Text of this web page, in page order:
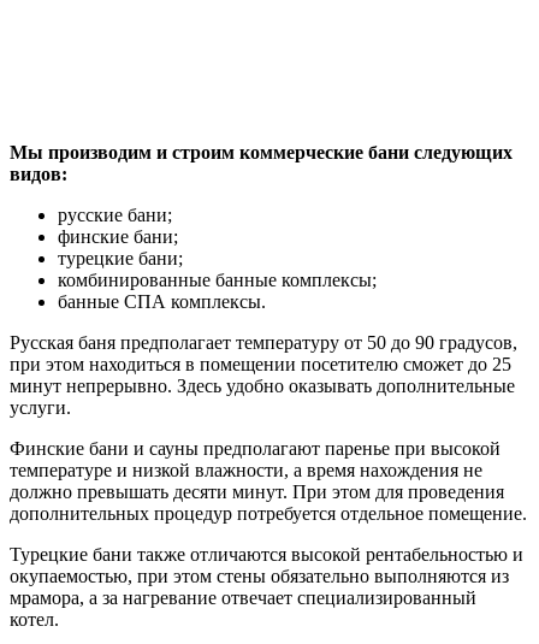
Мы производим и строим коммерческие бани следующих
видов:
русские бани;
финские бани;
турецкие бани;
комбинированные банные комплексы;
банные СПА комплексы.
Русская баня предполагает температуру от 50 до 90 градусов,
при этом находиться в помещении посетителю сможет до 25
минут непрерывно. Здесь удобно оказывать дополнительные
услуги.
Финские бани и сауны предполагают паренье при высокой
температуре и низкой влажности, а время нахождения не
должно превышать десяти минут. При этом для проведения
дополнительных процедур потребуется отдельное помещение.
Турецкие бани также отличаются высокой рентабельностью и
окупаемостью, при этом стены обязательно выполняются из
мрамора, а за нагревание отвечает специализированный
котел.